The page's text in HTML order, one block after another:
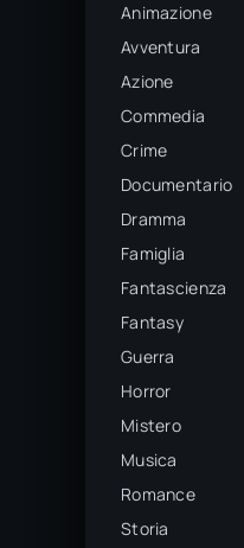
Animazione
Avventura
Azione
Commedia
Crime
Documentario
Dramma
Famiglia
Fantascienza
Fantasy
Guerra
Horror
Mistero
Musica
Romance
Storia